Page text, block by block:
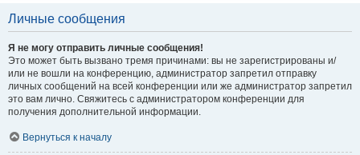
Личные сообщения
Я не могу отправить личные сообщения!
Это может быть вызвано тремя причинами: вы не зарегистрированы и/
или не вошли на конференцию, администратор запретил отправку
личных сообщений на всей конференции или же администратор запретил
это вам лично. Свяжитесь с администратором конференции для
получения дополнительной информации.
Вернуться к началу